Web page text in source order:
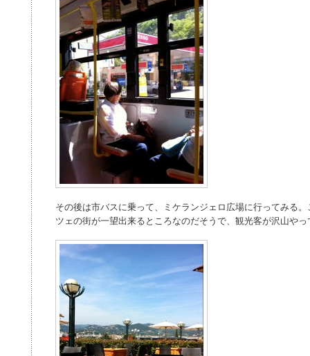
その後は市バスに乗って、ミケランジェロ広場に行ってみる
ツェの街が一望出来るところなのだそうで、観光客が沢山や